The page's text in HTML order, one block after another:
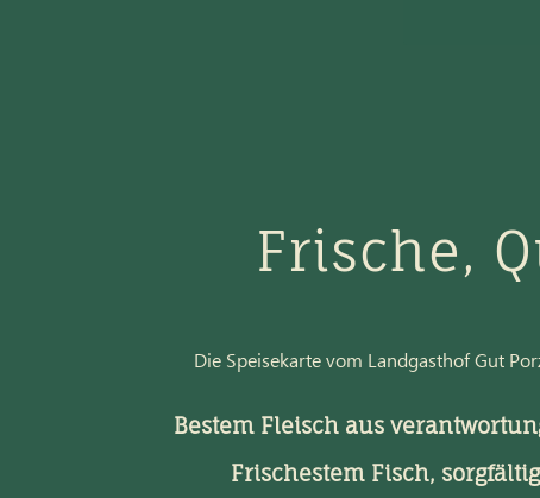
Frische,
Die Speisekarte vom Landgasthof Gut
Bestem Fleisch aus
Frischestem Fisch,